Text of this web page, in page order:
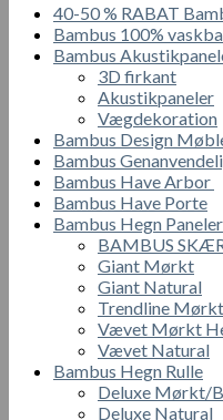
40-50 % RABAT
Bambus 100%
Bambus
3D firkant
Akustikpaneler
Vægdekoration
Bambus Design
Bambus
Bambus Have Arbor
Bambus Have Porte
Bambus Hegn Paneler
BAMBUS
Giant Mørkt
Giant Natural
Trendline
Vævet Mørkt
Vævet Natural
Bambus Hegn Rulle
Deluxe Mørkt/
Deluxe Natural